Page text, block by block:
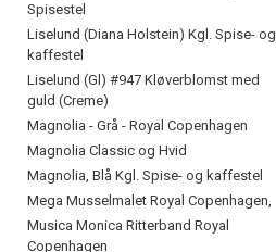
Spisestel
Liselund (Diana Holstein) Kgl. Spise- og
kaffestel
Liselund (Gl) #947 Kløverblomst med
guld (Creme)
Magnolia - Grå - Royal Copenhagen
Magnolia Classic og Hvid
Magnolia, Blå Kgl. Spise- og kaffestel
Mega Musselmalet Royal Copenhagen,
Musica Monica Ritterband Royal
Copenhagen